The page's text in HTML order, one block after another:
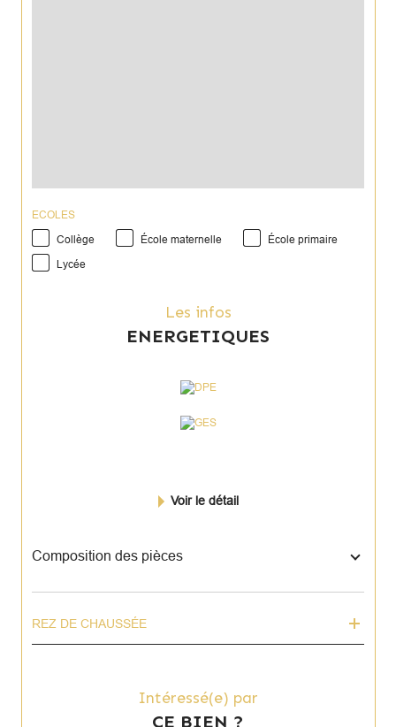
ECOLES
Collège
École maternelle École primaire
Lycée
Les infos
ENERGETIQUES
Voir le détail
Composition des pièces
REZ DE CHAUSSÉE
Intéressé(e) par
CE BIEN ?